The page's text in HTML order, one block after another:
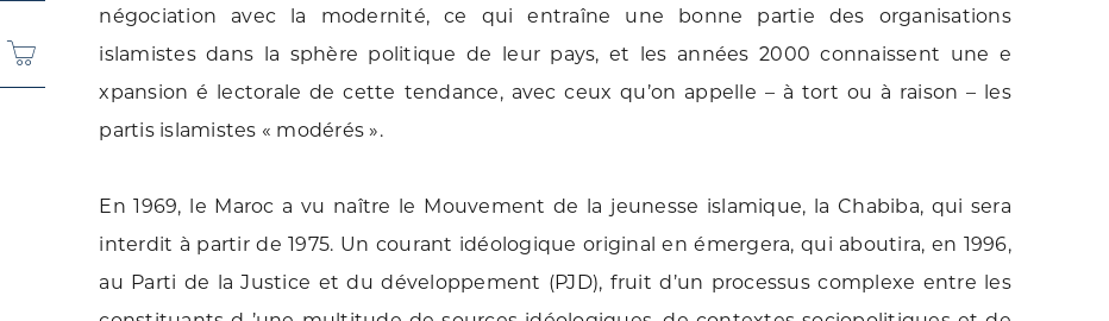
négociation avec la modernité, ce qui entraîne une bonne partie des organisations
islamistes dans la sphère politique de leur pays, et les années 2000 connaissent une e
xpansion é lectorale de cette tendance, avec ceux qu’on appelle – à tort ou à raison – les
partis islamistes « modérés ».
En 1969, le Maroc a vu naître le Mouvement de la jeunesse islamique, la Chabiba, qui sera
interdit à partir de 1975. Un courant idéologique original en émergera, qui aboutira, en 1996,
au Parti de la Justice et du développement (PJD), fruit d’un processus complexe entre les